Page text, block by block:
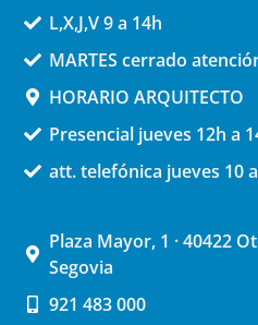
L,X,J,V 9 a 14h
MARTES cerrado
HORARIO ARQUITECTO
Presencial jueves 12h a
att. telefónica jueves 10
Plaza Mayor, 1 · 40422
Segovia
921 483 000